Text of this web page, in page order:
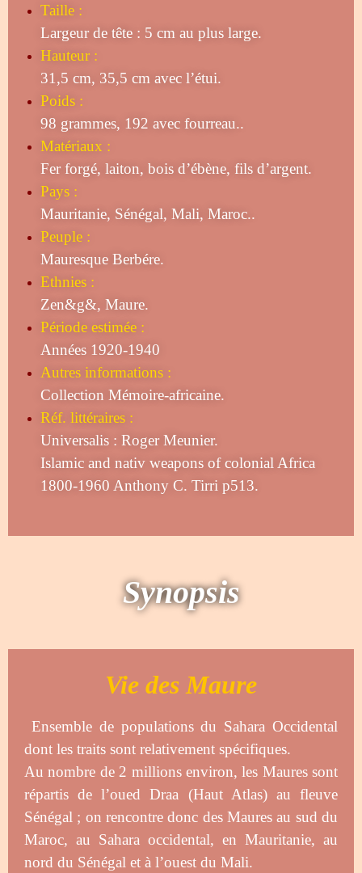
Taille :
Largeur de tête : 5 cm au plus large.
Hauteur :
31,5 cm, 35,5 cm avec l’étui.
Poids :
98 grammes, 192 avec fourreau..
Matériaux :
Fer forgé, laiton, bois d’ébène, fils d’argent.
Pays :
Mauritanie, Sénégal, Mali, Maroc..
Peuple :
Mauresque Berbére.
Ethnies :
Zen&g&, Maure.
Période estimée :
Années 1920-1940
Autres informations :
Collection Mémoire-africaine.
Réf. littéraires :
Universalis : Roger Meunier.
Islamic and nativ weapons of colonial Africa
1800-1960 Anthony C. Tirri p513.
Synopsis
Vie des Maure
Ensemble de populations du Sahara Occidental
dont les traits sont relativement spécifiques.
Au nombre de 2 millions environ, les Maures sont
répartis de l’oued Draa (Haut Atlas) au fleuve
Sénégal ; on rencontre donc des Maures au sud du
Maroc, au Sahara occidental, en Mauritanie, au
nord du Sénégal et à l’ouest du Mali.